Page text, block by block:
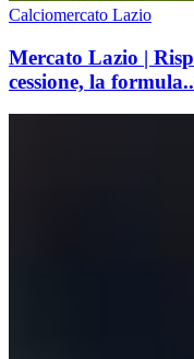
Calciomercato Lazio
Mercato Lazio |
cessione, la